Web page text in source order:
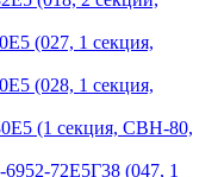
(027, 1 секция,
(028, 1 секция,
(1 секция, СВН-80,
72Е5Г38 (047, 1